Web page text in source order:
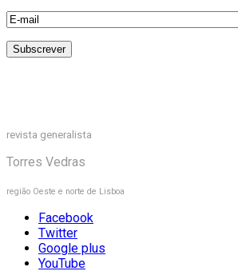
revista generalista
Torres Vedras
região Oeste e norte de Lisboa
Facebook
Twitter
Google plus
YouTube